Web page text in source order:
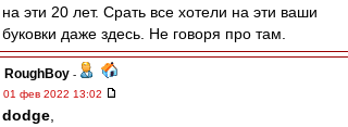
на эти 20 лет. Срать все хотели на эти ваши
буковки даже здесь. Не говоря про там.
RoughBoy -
01 фев 2022 13:02
dodge